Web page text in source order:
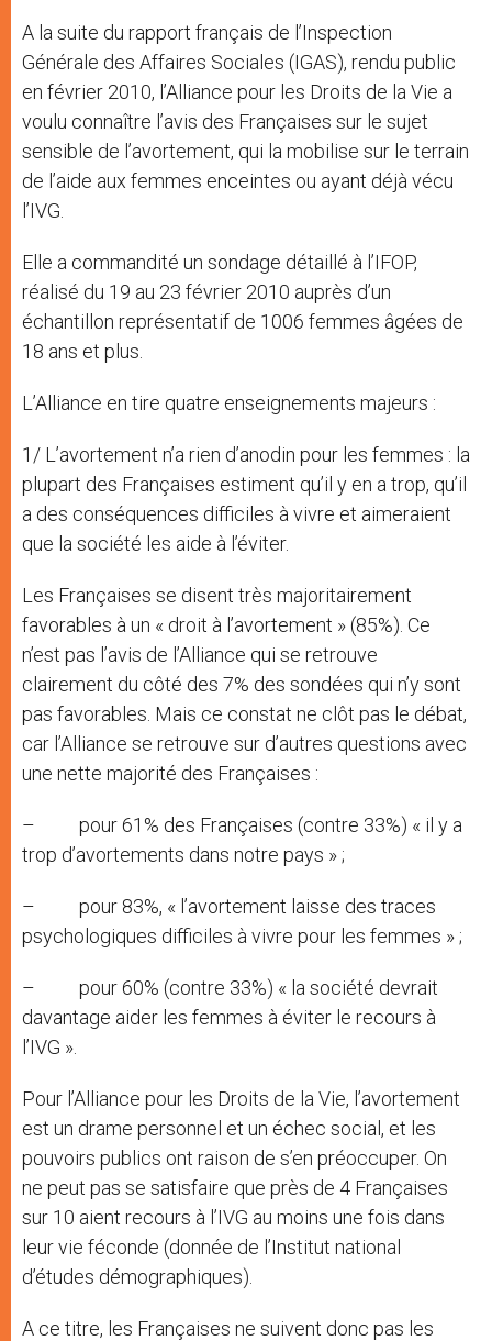
A la suite du rapport français de l’Inspection
Générale des Affaires Sociales (IGAS), rendu public
en février 2010, l’Alliance pour les Droits de la Vie a
voulu connaître l’avis des Françaises sur le sujet
sensible de l’avortement, qui la mobilise sur le terrain
de l’aide aux femmes enceintes ou ayant déjà vécu
l’IVG.
Elle a commandité un sondage détaillé à l’IFOP,
réalisé du 19 au 23 février 2010 auprès d’un
échantillon représentatif de 1006 femmes âgées de
18 ans et plus.
L’Alliance en tire quatre enseignements majeurs :
1/ L’avortement n’a rien d’anodin pour les femmes : la
plupart des Françaises estiment qu’il y en a trop, qu’il
a des conséquences difficiles à vivre et aimeraient
que la société les aide à l’éviter.
Les Françaises se disent très majoritairement
favorables à un « droit à l’avortement » (85%). Ce
n’est pas l’avis de l’Alliance qui se retrouve
clairement du côté des 7% des sondées qui n’y sont
pas favorables. Mais ce constat ne clôt pas le débat,
car l’Alliance se retrouve sur d’autres questions avec
une nette majorité des Françaises :
– pour 61% des Françaises (contre 33%) « il y a
trop d’avortements dans notre pays » ;
– pour 83%, « l’avortement laisse des traces
psychologiques difficiles à vivre pour les femmes » ;
– pour 60% (contre 33%) « la société devrait
davantage aider les femmes à éviter le recours à
l’IVG ».
Pour l’Alliance pour les Droits de la Vie, l’avortement
est un drame personnel et un échec social, et les
pouvoirs publics ont raison de s’en préoccuper. On
ne peut pas se satisfaire que près de 4 Françaises
sur 10 aient recours à l’IVG au moins une fois dans
leur vie féconde (donnée de l’Institut national
d’études démographiques).
A ce titre, les Françaises ne suivent donc pas les